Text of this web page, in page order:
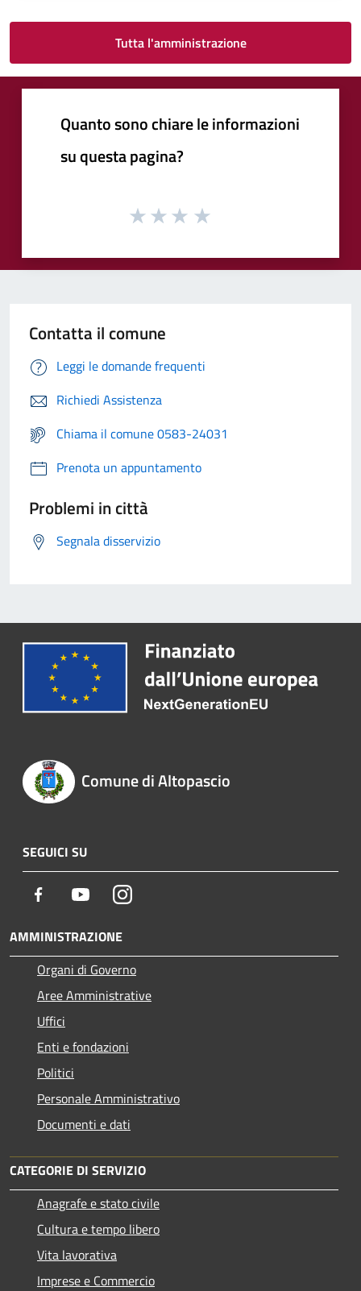
Tutta l'amministrazione
Quanto sono chiare le informazioni
su questa pagina?
Contatta il comune
Leggi le domande frequenti
Richiedi Assistenza
Chiama il comune 0583-24031
Prenota un appuntamento
Problemi in città
Segnala disservizio
Comune di Altopascio
SEGUICI SU
Facebook YoutubeInstagram
AMMINISTRAZIONE
Organi di Governo
Aree Amministrative
Uffici
Enti e fondazioni
Politici
Personale Amministrativo
Documenti e dati
CATEGORIE DI SERVIZIO
Anagrafe e stato civile
Cultura e tempo libero
Vita lavorativa
Imprese e Commercio